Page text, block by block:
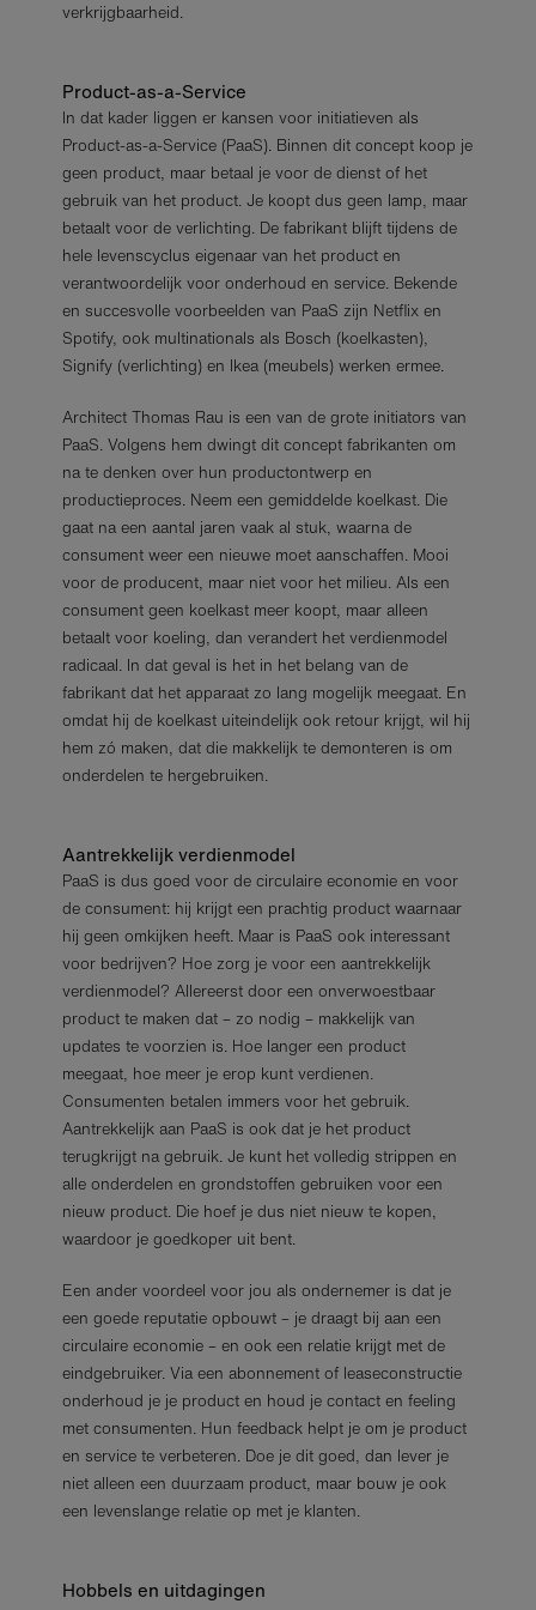
verkrijgbaarheid.
Product-as-a-Service
In dat kader liggen er kansen voor initiatieven als
Product-as-a-Service (PaaS). Binnen dit concept koop je
geen product, maar betaal je voor de dienst of het
gebruik van het product. Je koopt dus geen lamp, maar
betaalt voor de verlichting. De fabrikant blijft tijdens de
hele levenscyclus eigenaar van het product en
verantwoordelijk voor onderhoud en service. Bekende
en succesvolle voorbeelden van PaaS zijn Netflix en
Spotify, ook multinationals als Bosch (koelkasten),
Signify (verlichting) en Ikea (meubels) werken ermee.
Architect Thomas Rau is een van de grote initiators van
PaaS. Volgens hem dwingt dit concept fabrikanten om
na te denken over hun productontwerp en
productieproces. Neem een gemiddelde koelkast. Die
gaat na een aantal jaren vaak al stuk, waarna de
consument weer een nieuwe moet aanschaffen. Mooi
voor de producent, maar niet voor het milieu. Als een
consument geen koelkast meer koopt, maar alleen
betaalt voor koeling, dan verandert het verdienmodel
radicaal. In dat geval is het in het belang van de
fabrikant dat het apparaat zo lang mogelijk meegaat. En
omdat hij de koelkast uiteindelijk ook retour krijgt, wil hij
hem zó maken, dat die makkelijk te demonteren is om
onderdelen te hergebruiken.
Aantrekkelijk verdienmodel
PaaS is dus goed voor de circulaire economie en voor
de consument: hij krijgt een prachtig product waarnaar
hij geen omkijken heeft. Maar is PaaS ook interessant
voor bedrijven? Hoe zorg je voor een aantrekkelijk
verdienmodel? Allereerst door een onverwoestbaar
product te maken dat – zo nodig – makkelijk van
updates te voorzien is. Hoe langer een product
meegaat, hoe meer je erop kunt verdienen.
Consumenten betalen immers voor het gebruik.
Aantrekkelijk aan PaaS is ook dat je het product
terugkrijgt na gebruik. Je kunt het volledig strippen en
alle onderdelen en grondstoffen gebruiken voor een
nieuw product. Die hoef je dus niet nieuw te kopen,
waardoor je goedkoper uit bent.
Een ander voordeel voor jou als ondernemer is dat je
een goede reputatie opbouwt – je draagt bij aan een
circulaire economie – en ook een relatie krijgt met de
eindgebruiker. Via een abonnement of leaseconstructie
onderhoud je je product en houd je contact en feeling
met consumenten. Hun feedback helpt je om je product
en service te verbeteren. Doe je dit goed, dan lever je
niet alleen een duurzaam product, maar bouw je ook
een levenslange relatie op met je klanten.
Hobbels en uitdagingen